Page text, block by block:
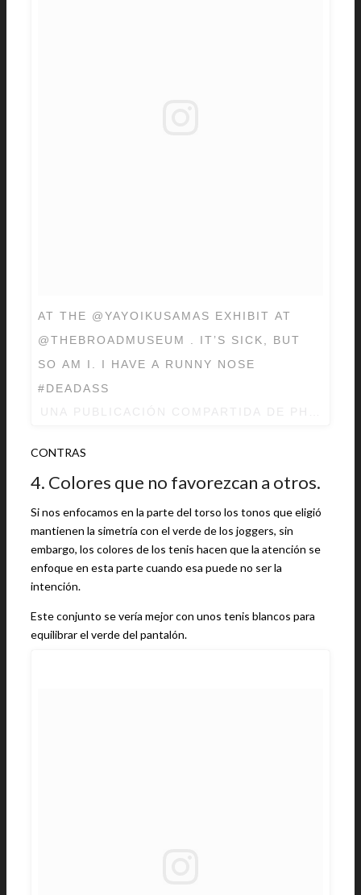
AT THE @YAYOIKUSAMAS EXHIBIT AT
@THEBROADMUSEUM . IT’S SICK, BUT
SO AM I. I HAVE A RUNNY NOSE
#DEADASS
CONTRAS
4. Colores que no favorezcan a otros.
Si nos enfocamos en la parte del torso los tonos que eligió
mantienen la simetría con el verde de los joggers, sin
embargo, los colores de los tenis hacen que la atención se
enfoque en esta parte cuando esa puede no ser la
intención.
Este conjunto se vería mejor con unos tenis blancos para
equilibrar el verde del pantalón.